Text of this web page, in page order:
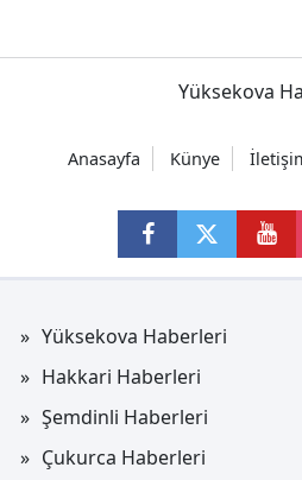
Yüksekova
Anasayfa Künye
Yüksekova Haberleri
Hakkari Haberleri
Şemdinli Haberleri
Çukurca Haberleri